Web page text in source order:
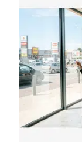
Selon l'article
Financier,
présentation
demandée.
Les
est exposé